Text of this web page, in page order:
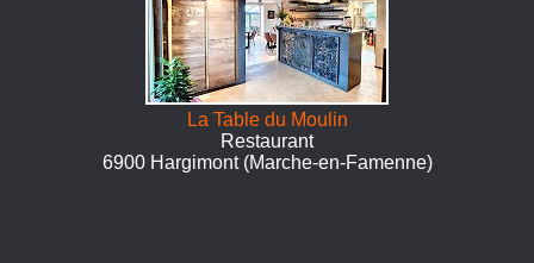
La Table du Moulin
Restaurant
6900 Hargimont (Marche-en-Famenne)